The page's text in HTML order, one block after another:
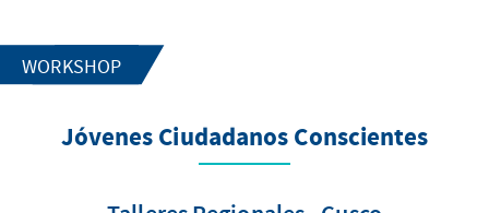
WORKSHOP
Jóvenes Ciudadanos Conscientes